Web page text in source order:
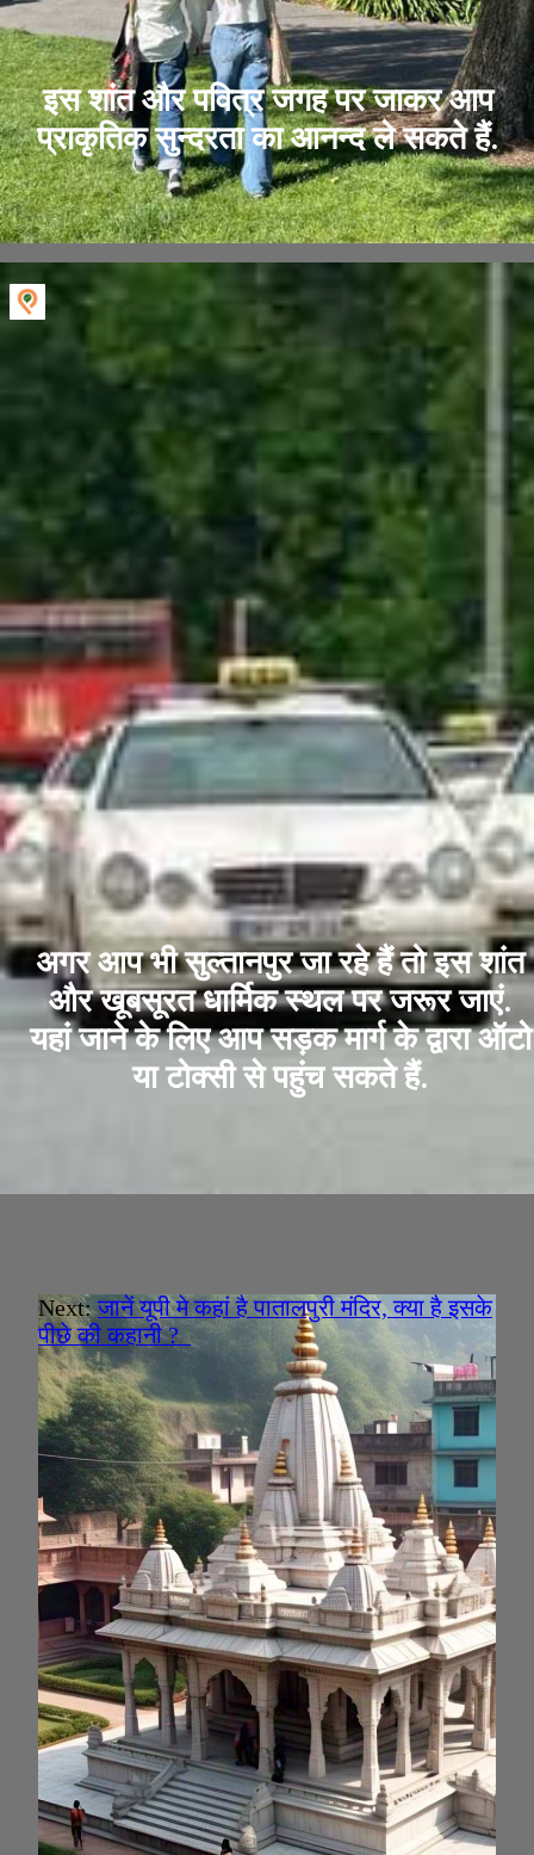
इस शांत और पवित्र जगह पर जाकर आप
प्राकृतिक सुन्दरता का आनन्द ले सकते हैं.
अगर आप भी सुल्तानपुर जा रहे हैं तो इस शांत
और खूबसूरत धार्मिक स्थल पर जरूर जाएं.
यहां जाने के लिए आप सड़क मार्ग के द्वारा ऑटो
या टोक्सी से पहुंच सकते हैं.
Next:जानें यूपी मे कहां है पातालपुरी मंदिर, क्या है इसके
पीछे की कहानी ?